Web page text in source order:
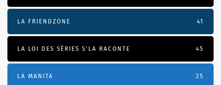
LA FRIENDZONE 41
LA LOI DES SÉRIES S'LA RACONTE 45
LA MANITA 25